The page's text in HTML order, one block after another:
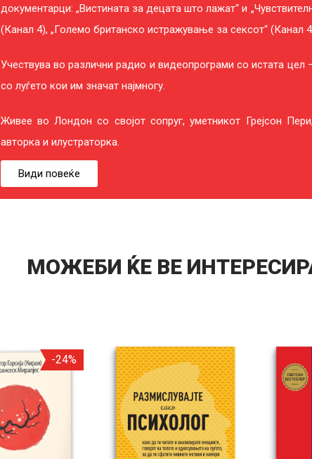
документарци: „Вистината за децата што лажат“ и
(Канал 4), „Големо британско истражување за сексот“ (Канал
Учествува во различни радио и видеопрограми со истата
со луѓето кои им значат најмногу.
Живее во Лондон со својот сопруг, уметникот Грејсон
авторка и илустраторка.
Види повеќе
МОЖЕБИ ЌЕ ВЕ
-24%